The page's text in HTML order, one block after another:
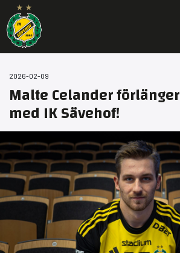
2026-02-09
Malte Celander förlänger
med IK Sävehof!